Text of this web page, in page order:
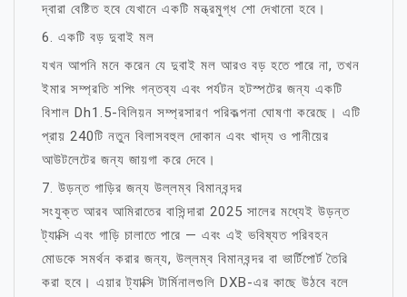
দ্বারা বেষ্টিত হবে যেখানে একটি মন্ত্রমুগ্ধ শো দেখানো হবে।
6. একটি বড় দুবাই মল
যখন আপনি মনে করেন যে দুবাই মল আরও বড় হতে পারে না, তখন
ইমার সম্প্রতি শপিং গন্তব্য এবং পর্যটন হটস্পটের জন্য একটি
বিশাল Dh1.5-বিলিয়ন সম্প্রসারণ পরিকল্পনা ঘোষণা করেছে। এটি
প্রায় 240টি নতুন বিলাসবহুল দোকান এবং খাদ্য ও পানীয়ের
আউটলেটের জন্য জায়গা করে দেবে।
7. উড়ন্ত গাড়ির জন্য উল্লম্ব বিমানবন্দর
সংযুক্ত আরব আমিরাতের বাসিন্দারা 2025 সালের মধ্যেই উড়ন্ত
ট্যাক্সি এবং গাড়ি চালাতে পারে — এবং এই ভবিষ্যত পরিবহন
মোডকে সমর্থন করার জন্য, উল্লম্ব বিমানবন্দর বা ভার্টিপোর্ট তৈরি
করা হবে। এয়ার ট্যাক্সি টার্মিনালগুলি DXB-এর কাছে উঠবে বলে